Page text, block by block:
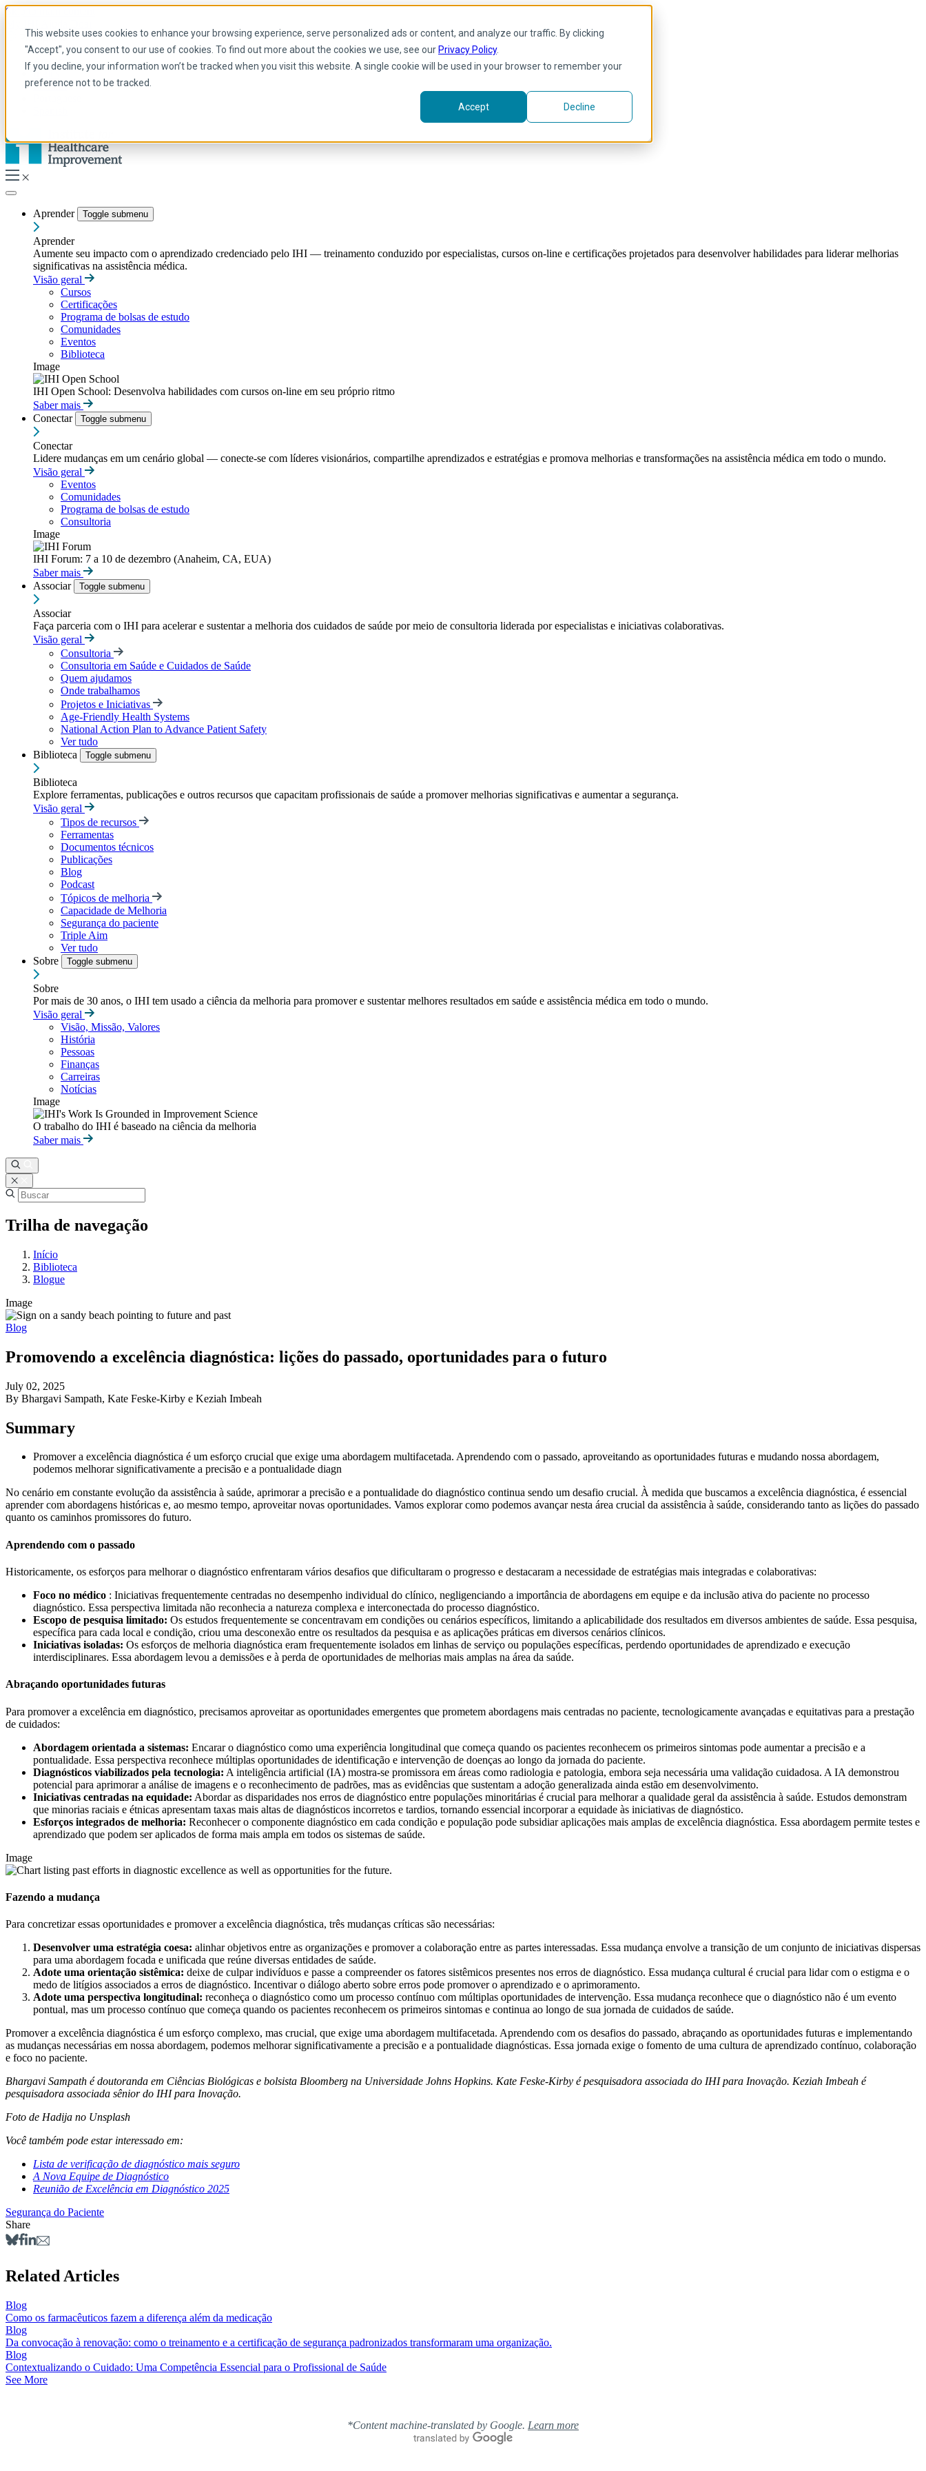
This website uses cookies to enhance your browsing experience, serve personalized ads or content, and analyze our traffic. By clicking
"Accept", you consent to our use of cookies. To find out more about the cookies we use, see our Privacy Policy.
If you decline, your information won’t be tracked when you visit this website. A single cookie will be used in your browser to remember your
preference not to be tracked.
Accept Decline
Skip to main content
Portuguese
Arabic
Inglês
Francês
Aprender Toggle submenu
Aprender
Aumente seu impacto com o aprendizado credenciado pelo IHI — treinamento conduzido por especialistas, cursos on-line e certificações projetados para desenvolver habilidades para liderar melhorias
significativas na assistência médica.
Visão geral
Cursos
Certificações
Programa de bolsas de estudo
Comunidades
Eventos
Biblioteca
Image
IHI Open School: Desenvolva habilidades com cursos on-line em seu próprio ritmo
Saber mais
Conectar
Toggle submenu
Conectar
Lidere mudanças em um cenário global — conecte-se com líderes visionários, compartilhe aprendizados e estratégias e promova melhorias e transformações na assistência médica em todo o mundo.
Visão geral
Eventos
Comunidades
Programa de bolsas de estudo
Consultoria
Image
IHI Forum: 7 a 10 de dezembro (Anaheim, CA, EUA)
Saber mais
Associar
Toggle submenu
Associar
Faça parceria com o IHI para acelerar e sustentar a melhoria dos cuidados de saúde por meio de consultoria liderada por especialistas e iniciativas colaborativas.
Visão geral
Consultoria
Consultoria em Saúde e Cuidados de Saúde
Quem ajudamos
Onde trabalhamos
Projetos e Iniciativas
Age-Friendly Health Systems
National Action Plan to Advance Patient Safety
Ver tudo
Biblioteca
Toggle submenu
Biblioteca
Explore ferramentas, publicações e outros recursos que capacitam profissionais de saúde a promover melhorias significativas e aumentar a segurança.
Visão geral
Tipos de recursos
Ferramentas
Documentos técnicos
Publicações
Blog
Podcast
Tópicos de melhoria
Capacidade de Melhoria
Segurança do paciente
Triple Aim
Ver tudo
Sobre
Toggle submenu
Sobre
Por mais de 30 anos, o IHI tem usado a ciência da melhoria para promover e sustentar melhores resultados em saúde e assistência médica em todo o mundo.
Visão geral
Visão, Missão, Valores
História
Pessoas
Finanças
Carreiras
Notícias
Image
O trabalho do IHI é baseado na ciência da melhoria
Saber mais
Trilha de navegação
Início
Biblioteca
Blogue
Image
Blog
Promovendo a excelência diagnóstica: lições do passado, oportunidades para o futuro
July 02, 2025
By Bhargavi Sampath, Kate Feske-Kirby e Keziah Imbeah
Summary
Promover a excelência diagnóstica é um esforço crucial que exige uma abordagem multifacetada. Aprendendo com o passado, aproveitando as oportunidades futuras e mudando nossa abordagem,
podemos melhorar significativamente a precisão e a pontualidade diagn
No cenário em constante evolução da assistência à saúde, aprimorar a precisão e a pontualidade do diagnóstico continua sendo um desafio crucial. À medida que buscamos a excelência diagnóstica, é essencial
aprender com abordagens históricas e, ao mesmo tempo, aproveitar novas oportunidades. Vamos explorar como podemos avançar nesta área crucial da assistência à saúde, considerando tanto as lições do passado
quanto os caminhos promissores do futuro.
Aprendendo com o passado
Historicamente, os esforços para melhorar o diagnóstico enfrentaram vários desafios que dificultaram o progresso e destacaram a necessidade de estratégias mais integradas e colaborativas:
Foco no médico : Iniciativas frequentemente centradas no desempenho individual do clínico, negligenciando a importância de abordagens em equipe e da inclusão ativa do paciente no processo
diagnóstico. Essa perspectiva limitada não reconhecia a natureza complexa e interconectada do processo diagnóstico.
Escopo de pesquisa limitado: Os estudos frequentemente se concentravam em condições ou cenários específicos, limitando a aplicabilidade dos resultados em diversos ambientes de saúde. Essa pesquisa,
específica para cada local e condição, criou uma desconexão entre os resultados da pesquisa e as aplicações práticas em diversos cenários clínicos.
Iniciativas isoladas: Os esforços de melhoria diagnóstica eram frequentemente isolados em linhas de serviço ou populações específicas, perdendo oportunidades de aprendizado e execução
interdisciplinares. Essa abordagem levou a demissões e à perda de oportunidades de melhorias mais amplas na área da saúde.
Abraçando oportunidades futuras
Para promover a excelência em diagnóstico, precisamos aproveitar as oportunidades emergentes que prometem abordagens mais centradas no paciente, tecnologicamente avançadas e equitativas para a prestação
de cuidados:
Abordagem orientada a sistemas: Encarar o diagnóstico como uma experiência longitudinal que começa quando os pacientes reconhecem os primeiros sintomas pode aumentar a precisão e a
pontualidade. Essa perspectiva reconhece múltiplas oportunidades de identificação e intervenção de doenças ao longo da jornada do paciente.
Diagnósticos viabilizados pela tecnologia: A inteligência artificial (IA) mostra-se promissora em áreas como radiologia e patologia, embora seja necessária uma validação cuidadosa. A IA demonstrou
potencial para aprimorar a análise de imagens e o reconhecimento de padrões, mas as evidências que sustentam a adoção generalizada ainda estão em desenvolvimento.
Iniciativas centradas na equidade: Abordar as disparidades nos erros de diagnóstico entre populações minoritárias é crucial para melhorar a qualidade geral da assistência à saúde. Estudos demonstram
que minorias raciais e étnicas apresentam taxas mais altas de diagnósticos incorretos e tardios, tornando essencial incorporar a equidade às iniciativas de diagnóstico.
Esforços integrados de melhoria: Reconhecer o componente diagnóstico em cada condição e população pode subsidiar aplicações mais amplas de excelência diagnóstica. Essa abordagem permite testes e
aprendizado que podem ser aplicados de forma mais ampla em todos os sistemas de saúde.
Image
Fazendo a mudança
Para concretizar essas oportunidades e promover a excelência diagnóstica, três mudanças críticas são necessárias:
Desenvolver uma estratégia coesa: alinhar objetivos entre as organizações e promover a colaboração entre as partes interessadas. Essa mudança envolve a transição de um conjunto de iniciativas dispersas
para uma abordagem focada e unificada que reúne diversas entidades de saúde.
Adote uma orientação sistêmica: deixe de culpar indivíduos e passe a compreender os fatores sistêmicos presentes nos erros de diagnóstico. Essa mudança cultural é crucial para lidar com o estigma e o
medo de litígios associados a erros de diagnóstico. Incentivar o diálogo aberto sobre erros pode promover o aprendizado e o aprimoramento.
Adote uma perspectiva longitudinal: reconheça o diagnóstico como um processo contínuo com múltiplas oportunidades de intervenção. Essa mudança reconhece que o diagnóstico não é um evento
pontual, mas um processo contínuo que começa quando os pacientes reconhecem os primeiros sintomas e continua ao longo de sua jornada de cuidados de saúde.
Promover a excelência diagnóstica é um esforço complexo, mas crucial, que exige uma abordagem multifacetada. Aprendendo com os desafios do passado, abraçando as oportunidades futuras e implementando
as mudanças necessárias em nossa abordagem, podemos melhorar significativamente a precisão e a pontualidade diagnósticas. Essa jornada exige o fomento de uma cultura de aprendizado contínuo, colaboração
e foco no paciente.
Bhargavi Sampath é doutoranda em Ciências Biológicas e bolsista Bloomberg na Universidade Johns Hopkins. Kate Feske-Kirby é pesquisadora associada do IHI para Inovação. Keziah Imbeah é
pesquisadora associada sênior do IHI para Inovação.
Foto de Hadija no Unsplash
Você também pode estar interessado em:
Lista de verificação de diagnóstico mais seguro
A Nova Equipe de Diagnóstico
Reunião de Excelência em Diagnóstico 2025
Segurança do Paciente
Share
Related Articles
Blog
Como os farmacêuticos fazem a diferença além da medicação
Blog
Da convocação à renovação: como o treinamento e a certificação de segurança padronizados transformaram uma organização.
Blog
Contextualizando o Cuidado: Uma Competência Essencial para o Profissional de Saúde
See More
*Content machine-translated by Google. Learn more